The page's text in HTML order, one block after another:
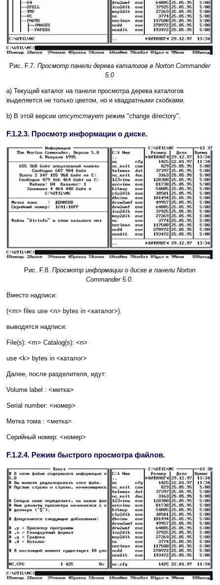
Рис. F.7. Просмотр панели дерева каталогов в Norton Commander
5.0
a) Текущий каталог на панели просмотра дерева каталогов
выделяется не только цветом, но и квадратными скобками.
b) В этой версии отсутствует режим "change directory".
F.1.2.3. Просмотр информации о диске.
Рис. F.8. Просмотр информации о диске в панели Norton
Commander 5.0.
Вместо надписи:
(<m> files use <n> bytes in <каталог>).
выводятся надписи:
File(s): <m> Catalog(s): <n>
use <k> bytes in <каталог>
Далее, после разделителя, идут:
Volume label : <метка>
Serial number: <номер>
Метка тома : <метка>
Серийный номер: <номер>
F.1.2.4. Режим быстрого просмотра файлов.